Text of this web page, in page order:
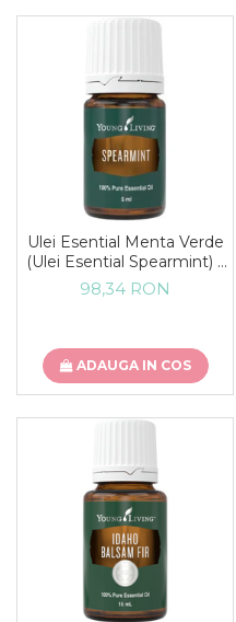
Ulei Esential Menta Verde
(Ulei Esential Spearmint) 5
ML
98,34 RON
ADAUGA IN COS